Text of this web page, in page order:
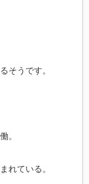
そうです。
。
れている。